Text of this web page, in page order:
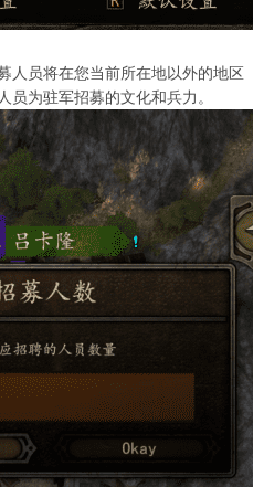
人员将在您当前所在地以外的地区
员为驻军招募的文化和兵力。